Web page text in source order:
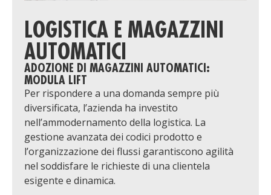
LOGISTICA E MAGAZZINI
AUTOMATICI
ADOZIONE DI MAGAZZINI AUTOMATICI:
MODULA LIFT
Per rispondere a una domanda sempre più
diversificata, l’azienda ha investito
nell’ammodernamento della logistica. La
gestione avanzata dei codici prodotto e
l’organizzazione dei flussi garantiscono agilità
nel soddisfare le richieste di una clientela
esigente e dinamica.